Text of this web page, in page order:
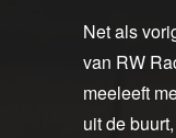
Net als
van RW
meeleeft
uit de